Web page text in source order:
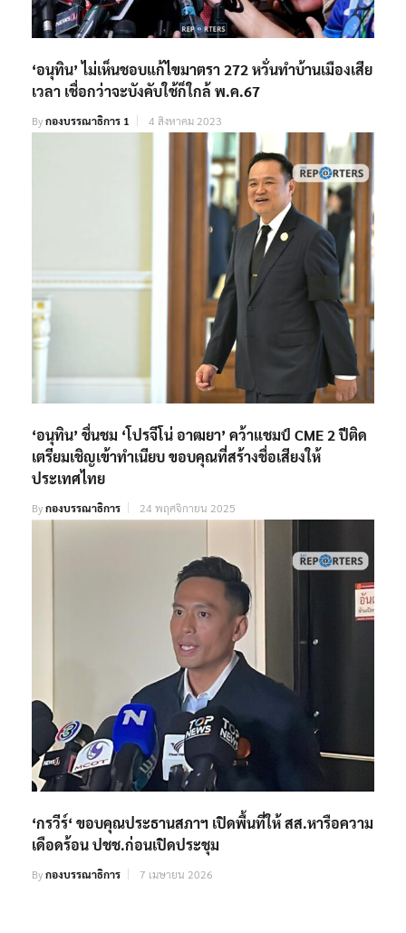
‘อนุทิน’ ไม่เห็นชอบแก้ไขมาตรา 272 หวั่นทำบ้านเมืองเสีย
เวลา เชื่อกว่าจะบังคับใช้ก็ใกล้ พ.ค.67
Byกองบรรณาธิการ 1 4 สิงหาคม 2023
‘อนุทิน’ ชื่นชม ‘โปรจีโน่ อาฒยา’ คว้าแชมป์ CME 2 ปีติด
เตรียมเชิญเข้าทำเนียบ ขอบคุณที่สร้างชื่อเสียงให้
ประเทศไทย
Byกองบรรณาธิการ 24 พฤศจิกายน 2025
‘กรวีร์‘ ขอบคุณประธานสภาฯ เปิดพื้นที่ให้ สส.หารือความ
เดือดร้อน ปชช.ก่อนเปิดประชุม
Byกองบรรณาธิการ 7 เมษายน 2026